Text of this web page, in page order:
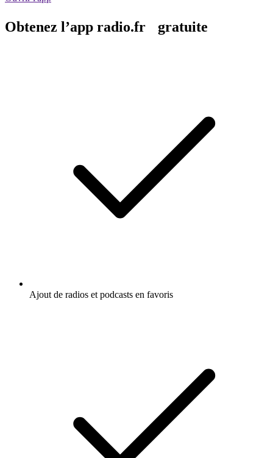
Obtenez l’app radio.fr gratuite
Ajout de radios et podcasts en favoris